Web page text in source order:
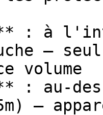
: à
—
volume
: au-
—